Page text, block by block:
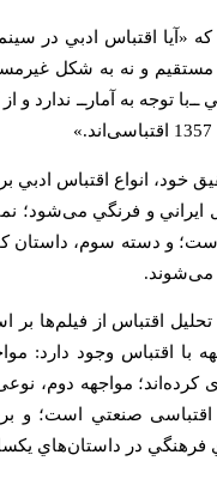
اقتباس ادبي در
و نه به شكل
خود، انواع اقتباس ادبي
و فرنگي می‌شود؛
و دسته سوم، داستان
می‌شوند.
اقتباس از فيلم‌ها بر
با اقتباس وجود دارد:
کرده‌اند؛ مواجهه دوم،
اقتباسی صنعتي است؛ و
فرهنگي در داستان‌هاي